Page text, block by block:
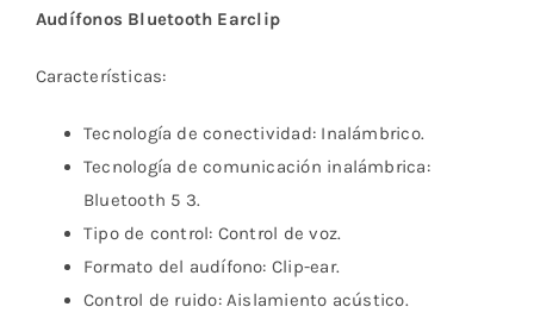
Audífonos Bluetooth Earclip
Características:
Tecnología de conectividad: Inalámbrico.
Tecnología de comunicación inalámbrica:
Bluetooth 5 3.
Tipo de control: Control de voz.
Formato del audífono: Clip-ear.
Control de ruido:Aislamiento acústico.